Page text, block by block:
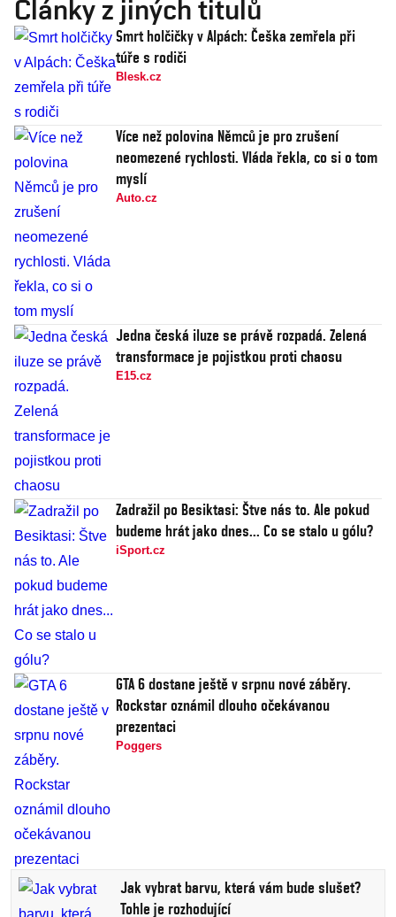
Články z jiných titulů
Smrt holčičky v Alpách: Češka zemřela při
túře s rodiči
Blesk.cz
Více než polovina Němců je pro zrušení
neomezené rychlosti. Vláda řekla, co si o tom
myslí
Auto.cz
Jedna česká iluze se právě rozpadá. Zelená
transformace je pojistkou proti chaosu
E15.cz
Zadražil po Besiktasi: Štve nás to. Ale pokud
budeme hrát jako dnes... Co se stalo u gólu?
iSport.cz
GTA 6 dostane ještě v srpnu nové záběry.
Rockstar oznámil dlouho očekávanou
prezentaci
Poggers
Jak vybrat barvu, která vám bude slušet?
Tohle je rozhodující